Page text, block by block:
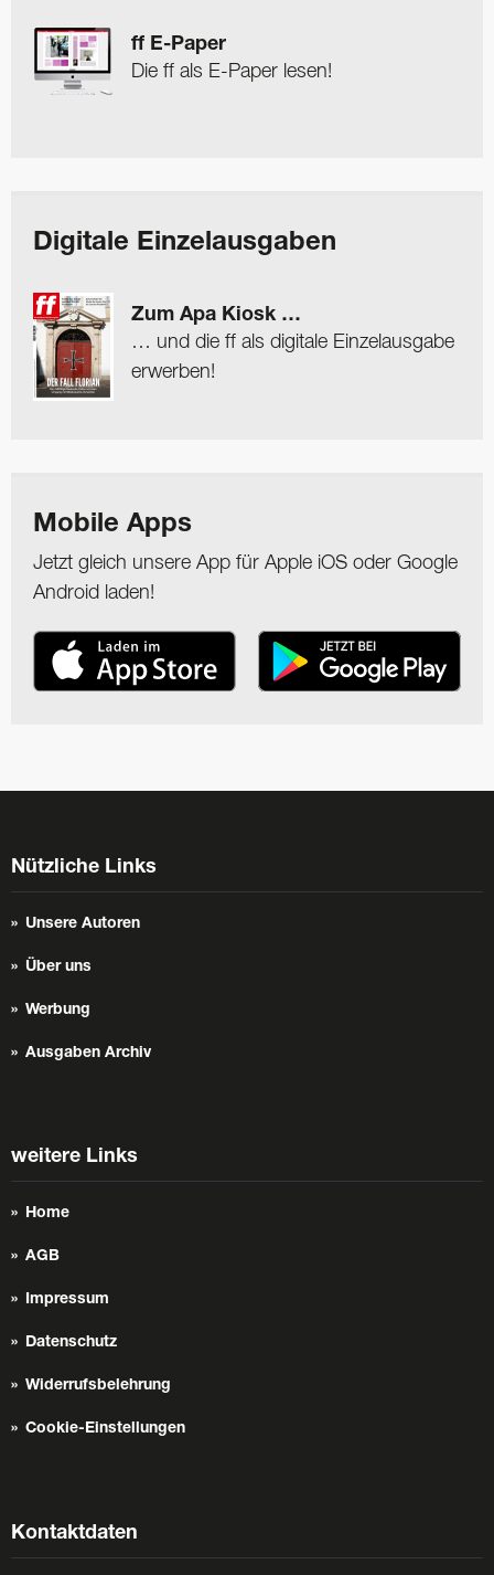
ff E-Paper
Die ff als E-Paper lesen!
Digitale Einzelausgaben
Zum Apa Kiosk …
… und die ff als digitale Einzelausgabe
erwerben!
Mobile Apps
Jetzt gleich unsere App für Apple iOS oder Google
Android laden!
Nützliche Links
Unsere Autoren
Über uns
Werbung
Ausgaben Archiv
weitere Links
Home
AGB
Impressum
Datenschutz
Widerrufsbelehrung
Cookie-Einstellungen
Kontaktdaten